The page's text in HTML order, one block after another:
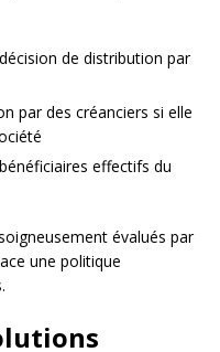
de distribution par
par des créanciers si elle
effectifs du
évalués par
une politique